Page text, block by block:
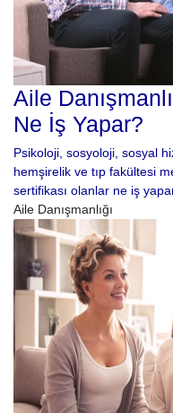
Aile
Ne İş Yapar?
Psikoloji, sosyoloji, sosyal
hemşirelik ve tıp fakültesi
sertifikası olanlar ne iş
Aile Danışmanlığı